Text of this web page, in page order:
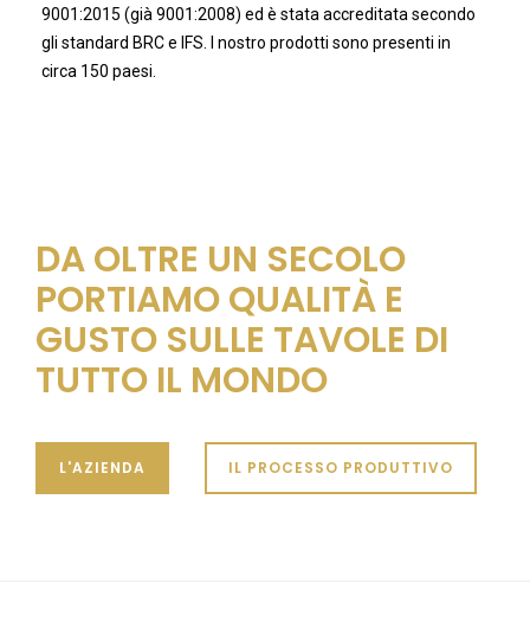
9001:2015 (già 9001:2008) ed è stata accreditata secondo
gli standard BRC e IFS. I nostro prodotti sono presenti in
circa 150 paesi.
DA OLTRE UN SECOLO
PORTIAMO QUALITÀ E
GUSTO SULLE TAVOLE DI
TUTTO IL MONDO
L'AZIENDA IL PROCESSO PRODUTTIVO